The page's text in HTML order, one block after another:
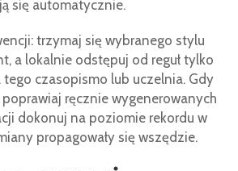
się automatycznie.
trzymaj się wybranego stylu
a lokalnie odstępuj od reguł tylko
czasopismo lub uczelnia. Gdy
ręcznie wygenerowanych
dokonuj na poziomie rekordu w
propagowały się wszędzie.